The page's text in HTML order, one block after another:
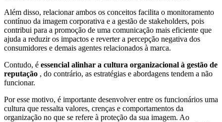
Além disso, relacionar ambos os conceitos facilita o monitoramento
contínuo da imagem corporativa e a gestão de stakeholders, pois
contribui para a promoção de uma comunicação mais eficiente que
ajuda a reduzir os impactos e reverter a percepção negativa dos
consumidores e demais agentes relacionados à marca.
Contudo, é essencial alinhar a cultura organizacional à gestão de
reputação , do contrário, as estratégias e abordagens tendem a não
funcionar.
Por esse motivo, é importante desenvolver entre os funcionários uma
cultura que ressalta valores, crenças e comportamentos da
organização no que se refere à proteção da sua imagem. Ao